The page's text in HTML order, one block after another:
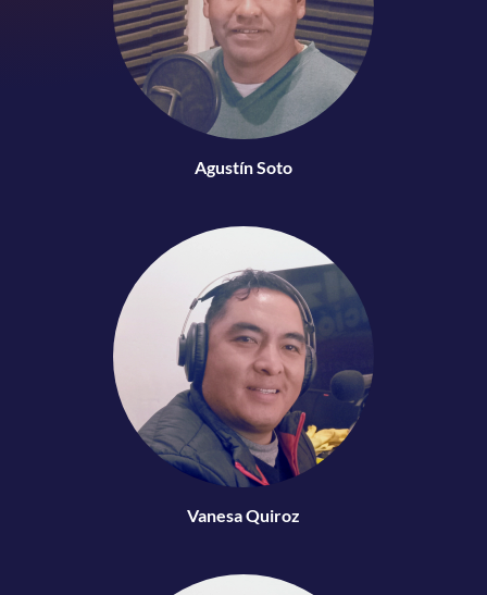
Agustín Soto
Vanesa Quiroz